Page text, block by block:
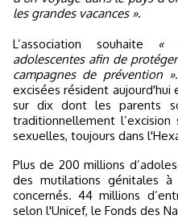
les grandes vacances ».
L’association souhaite «
adolescentes afin de
campagnes de prévention »
excisées résident aujourd'hui
sur dix dont les parents
traditionnellement
sexuelles, toujours dans
Plus de 200 millions d’adolescentes et de femmes ont subi
des mutilations génitales
concernés. 44 millions
selon l'Unicef, le Fonds des